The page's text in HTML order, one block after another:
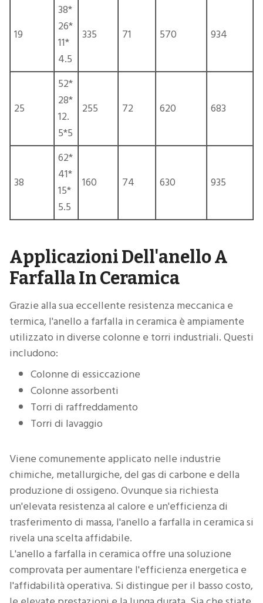
19
38*
26*
11*
4.5
335 71 570 934
25
52*
28*
12.
5*5
255 72 620 683
38
62*
41*
15*
5.5
160 74 630 935
Applicazioni Dell'anello A
Farfalla In Ceramica
Grazie alla sua eccellente resistenza meccanica e
termica, l'anello a farfalla in ceramica è ampiamente
utilizzato in diverse colonne e torri industriali. Questi
includono:
Colonne di essiccazione
Colonne assorbenti
Torri di raffreddamento
Torri di lavaggio
Viene comunemente applicato nelle industrie
chimiche, metallurgiche, del gas di carbone e della
produzione di ossigeno. Ovunque sia richiesta
un'elevata resistenza al calore e un'efficienza di
trasferimento di massa, l'anello a farfalla in ceramica si
rivela una scelta affidabile.
L'anello a farfalla in ceramica offre una soluzione
comprovata per aumentare l'efficienza energetica e
l'affidabilità operativa. Si distingue per il basso costo,